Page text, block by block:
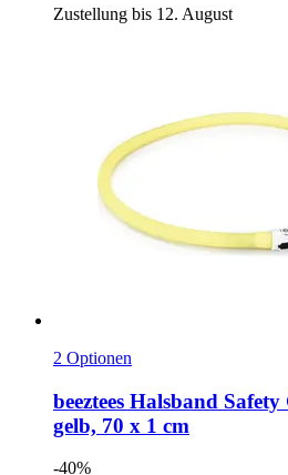
Zustellung bis 12. August
2 Optionen
beeztees Halsband
gelb, 70 x 1 cm
-40%